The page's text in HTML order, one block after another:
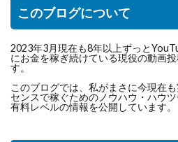
このブログについて
2023年3月現在も8年以上ずっと
にお金を稼ぎ続けている現役の動画
す。
このブログでは、私がまさに今現在
センスで稼ぐためのノウハウ・ハウ
有料レベルの情報を公開しています。